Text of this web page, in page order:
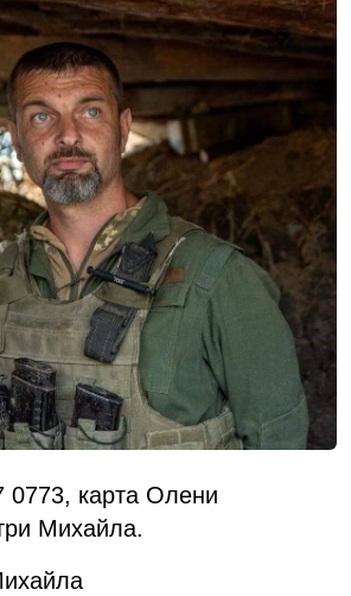
0773, карта Олени
Михайла.